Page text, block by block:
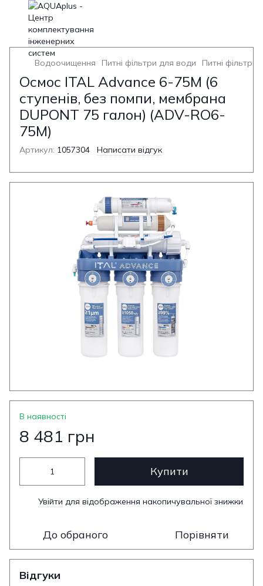
Водоочищення Питні фільтри для води Питні фільтри
Осмос ITAL Advance 6-75M (6
ступенів, без помпи, мембрана
DUPONT 75 галон) (ADV-RO6-
75M)
Артикул: 1057304 Написати відгук
В наявності
8 481 грн
Купити
Увійти для відображення накопичувальної знижки
До обраного Порівняти
Відгуки